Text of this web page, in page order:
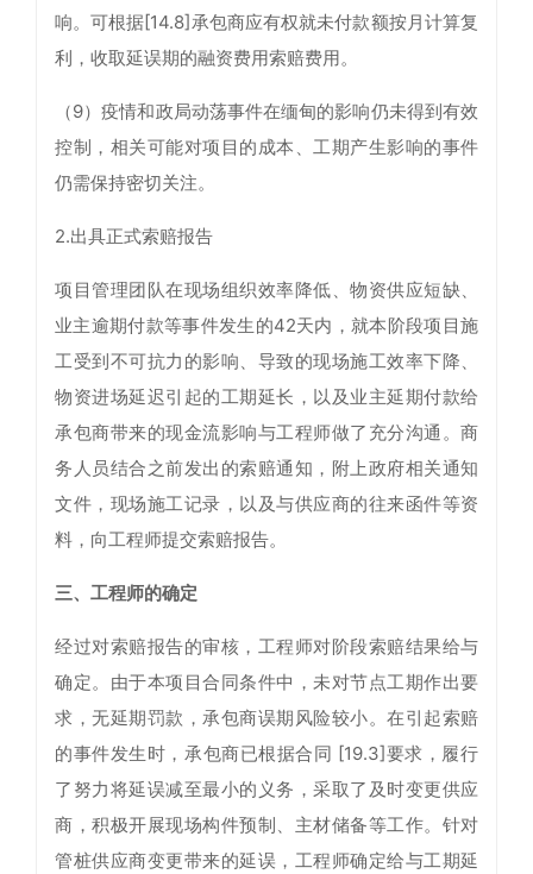
响。可根据[14.8]承包商应有权就未付款额按月计算复
利，收取延误期的融资费用索赔费用。
（9）疫情和政局动荡事件在缅甸的影响仍未得到有效
控制，相关可能对项目的成本、工期产生影响的事件
仍需保持密切关注。
2.出具正式索赔报告
项目管理团队在现场组织效率降低、物资供应短缺、
业主逾期付款等事件发生的42天内，就本阶段项目施
工受到不可抗力的影响、导致的现场施工效率下降、
物资进场延迟引起的工期延长，以及业主延期付款给
承包商带来的现金流影响与工程师做了充分沟通。商
务人员结合之前发出的索赔通知，附上政府相关通知
文件，现场施工记录，以及与供应商的往来函件等资
料，向工程师提交索赔报告。
三、工程师的确定
经过对索赔报告的审核，工程师对阶段索赔结果给与
确定。由于本项目合同条件中，未对节点工期作出要
求，无延期罚款，承包商误期风险较小。在引起索赔
的事件发生时，承包商已根据合同 [19.3]要求，履行
了努力将延误减至最小的义务，采取了及时变更供应
商，积极开展现场构件预制、主材储备等工作。针对
管桩供应商变更带来的延误，工程师确定给与工期延